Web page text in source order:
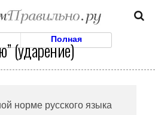
Полная
(ударение)
норме русского языка